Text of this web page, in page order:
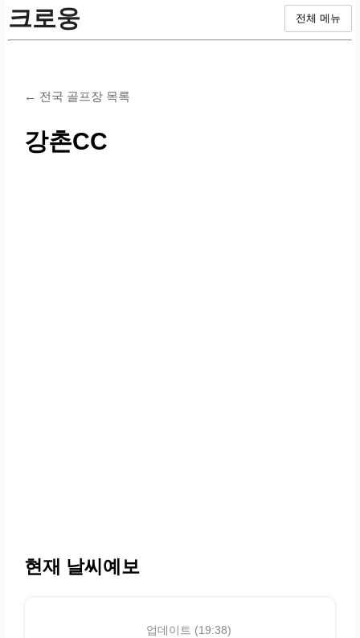
크로웅 전체 메뉴
← 전국 골프장 목록
강촌CC
현재 날씨예보
업데이트 (19:38)